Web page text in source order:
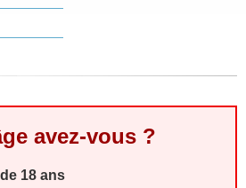
avez-vous ?
18 ans